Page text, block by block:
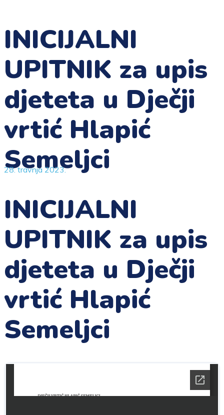
INICIJALNI
UPITNIK za upis
djeteta u Dječji
vrtić Hlapić
Semeljci
28. travnja 2023.
INICIJALNI
UPITNIK za upis
djeteta u Dječji
vrtić Hlapić
Semeljci